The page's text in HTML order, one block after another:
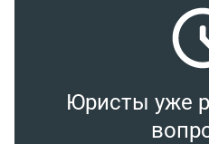
Юристы уже